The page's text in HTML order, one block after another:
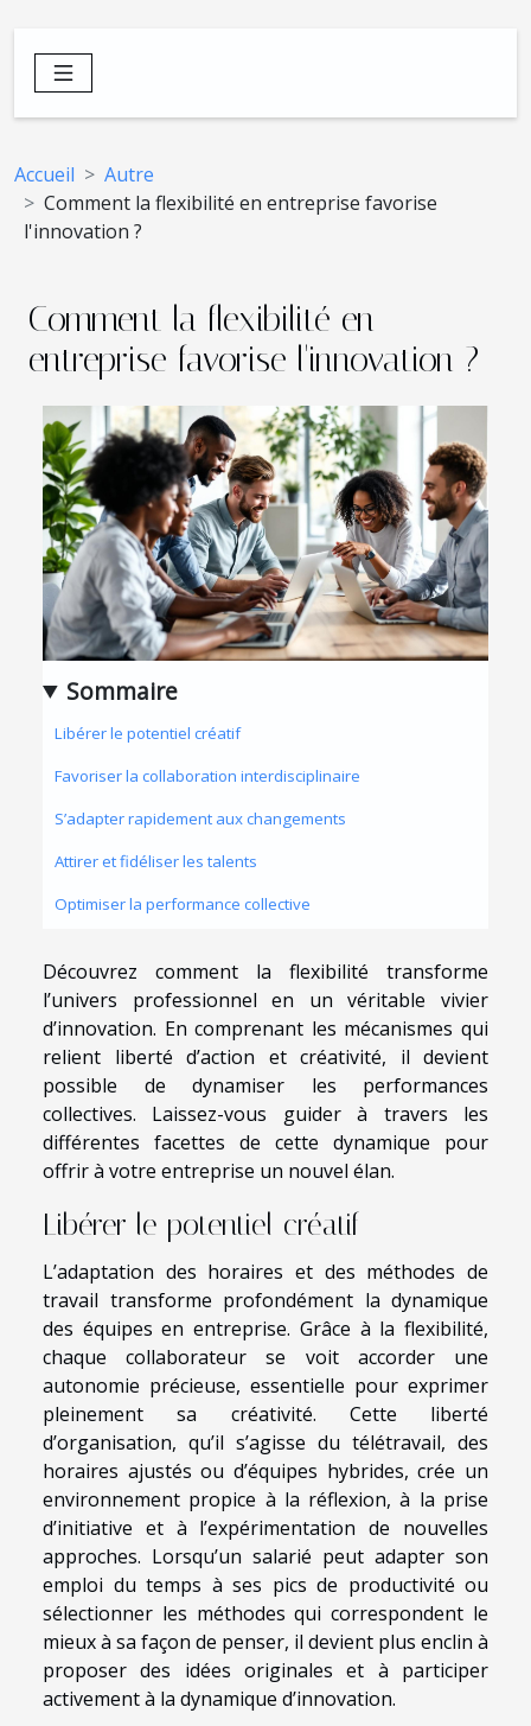
Accueil
Autre
Comment la flexibilité en entreprise favorise
l'innovation ?
Comment la flexibilité en
entreprise favorise l'innovation ?
Sommaire
Libérer le potentiel créatif
Favoriser la collaboration interdisciplinaire
S’adapter rapidement aux changements
Attirer et fidéliser les talents
Optimiser la performance collective
Découvrez comment la flexibilité transforme
l’univers professionnel en un véritable vivier
d’innovation. En comprenant les mécanismes qui
relient liberté d’action et créativité, il devient
possible de dynamiser les performances
collectives. Laissez-vous guider à travers les
différentes facettes de cette dynamique pour
offrir à votre entreprise un nouvel élan.
Libérer le potentiel créatif
L’adaptation des horaires et des méthodes de
travail transforme profondément la dynamique
des équipes en entreprise. Grâce à la flexibilité,
chaque collaborateur se voit accorder une
autonomie précieuse, essentielle pour exprimer
pleinement sa créativité. Cette liberté
d’organisation, qu’il s’agisse du télétravail, des
horaires ajustés ou d’équipes hybrides, crée un
environnement propice à la réflexion, à la prise
d’initiative et à l’expérimentation de nouvelles
approches. Lorsqu’un salarié peut adapter son
emploi du temps à ses pics de productivité ou
sélectionner les méthodes qui correspondent le
mieux à sa façon de penser, il devient plus enclin à
proposer des idées originales et à participer
activement à la dynamique d’innovation.